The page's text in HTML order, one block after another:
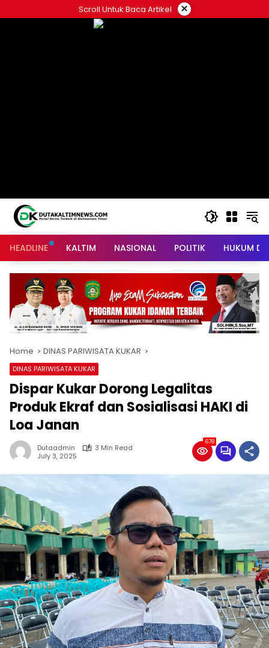
to
Scroll Untuk Baca Artikel ×
HEADLINE KALTIM NASIONAL POLITIK HUKUM
Home DINAS PARIWISATA KUKAR
DINAS PARIWISATA KUKAR
Dispar Kukar Dorong Legalitas
Produk Ekraf dan Sosialisasi HAKI di
Loa Janan
Dutaadmin
3 Min Read
July 3, 2025
678